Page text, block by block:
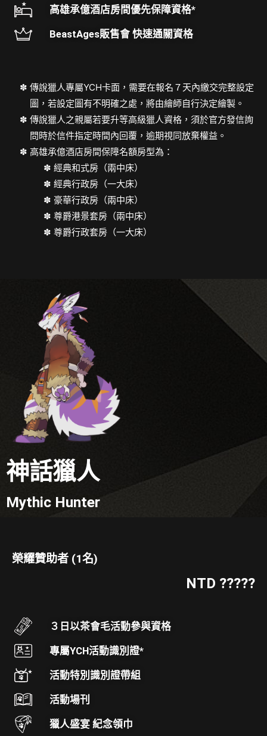
高雄承億酒店房間優先保障資格*
BeastAges販售會 快速通關資格
傳說獵人專屬YCH卡面，需要在報名７天內繳交完整設定
圖，若設定圖有不明確之處，將由繪師自行決定繪製。
傳說獵人之親屬若要升等高級獵人資格，須於官方發信詢
問時於信件指定時間內回覆，逾期視同放棄權益。
高雄承億酒店房間保障名額房型為：
經典和式房（兩中床）
經典行政房（一大床）
豪華行政房（兩中床）
尊爵港景套房（兩中床）
尊爵行政套房（一大床）
神話獵人
Mythic Hunter
榮耀贊助者 (1名)
NTD ?????
３日以茶會毛活動參與資格
專屬YCH活動識別證*
活動特別識別證帶組
活動場刊
獵人盛宴 紀念領巾